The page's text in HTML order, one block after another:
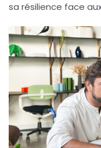
sa résilience face